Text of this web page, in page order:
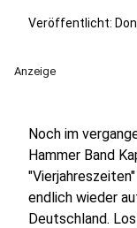
Veröffentlicht:
Anzeige
Noch im
Hammer Band
endlich wieder
Deutschland.